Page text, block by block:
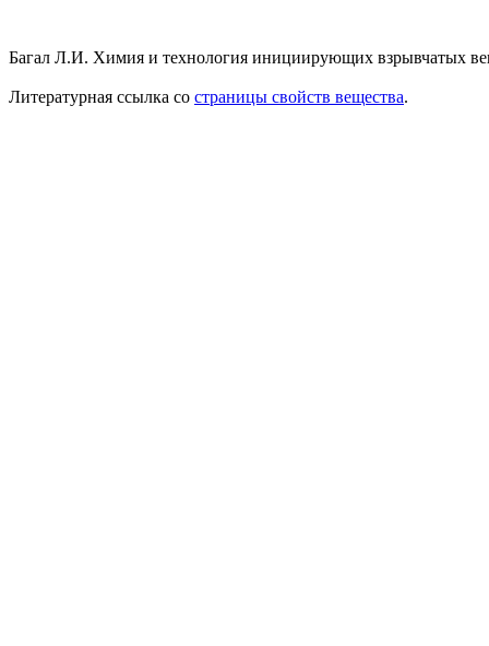
Багал Л.И. Химия и технология инициирующих взрывчатых
Литературная ссылка со страницы свойств вещества.